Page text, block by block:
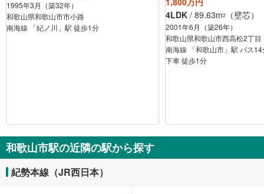
1995年3月（築32年）
和歌山県和歌山市市小路
南海線 「紀ノ川」駅 徒歩1分
4LDK / 89.63m2 （壁芯）
2001年6月（築26年）
和歌山県和歌山市西高松2丁目
南海線 「和歌山市」駅 バス
下車 徒歩1分
和歌山市駅の近隣の駅から探す
紀勢本線（JR西日本）